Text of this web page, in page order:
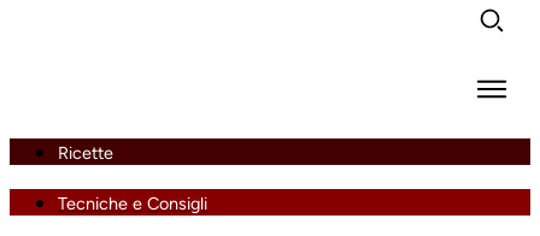
Ricette
Tecniche e Consigli